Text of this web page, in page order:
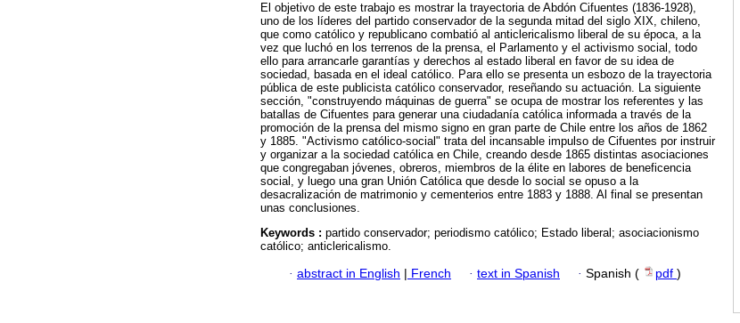
El objetivo de este trabajo es mostrar la trayectoria de Abdón Cifuentes (1836-1928),
uno de los líderes del partido conservador de la segunda mitad del siglo XIX, chileno,
que como católico y republicano combatió al anticlericalismo liberal de su época, a la
vez que luchó en los terrenos de la prensa, el Parlamento y el activismo social, todo
ello para arrancarle garantías y derechos al estado liberal en favor de su idea de
sociedad, basada en el ideal católico. Para ello se presenta un esbozo de la trayectoria
pública de este publicista católico conservador, reseñando su actuación. La siguiente
sección, "construyendo máquinas de guerra" se ocupa de mostrar los referentes y las
batallas de Cifuentes para generar una ciudadanía católica informada a través de la
promoción de la prensa del mismo signo en gran parte de Chile entre los años de 1862
y 1885. "Activismo católico-social" trata del incansable impulso de Cifuentes por instruir
y organizar a la sociedad católica en Chile, creando desde 1865 distintas asociaciones
que congregaban jóvenes, obreros, miembros de la élite en labores de beneficencia
social, y luego una gran Unión Católica que desde lo social se opuso a la
desacralización de matrimonio y cementerios entre 1883 y 1888. Al final se presentan
unas conclusiones.
Keywords : partido conservador; periodismo católico; Estado liberal; asociacionismo
católico; anticlericalismo.
· abstract in English | French · text in Spanish · Spanish ( pdf )